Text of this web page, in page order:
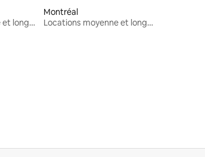
Locations moyenne et longue durée
Montréal
Locations moyenne et longue durée